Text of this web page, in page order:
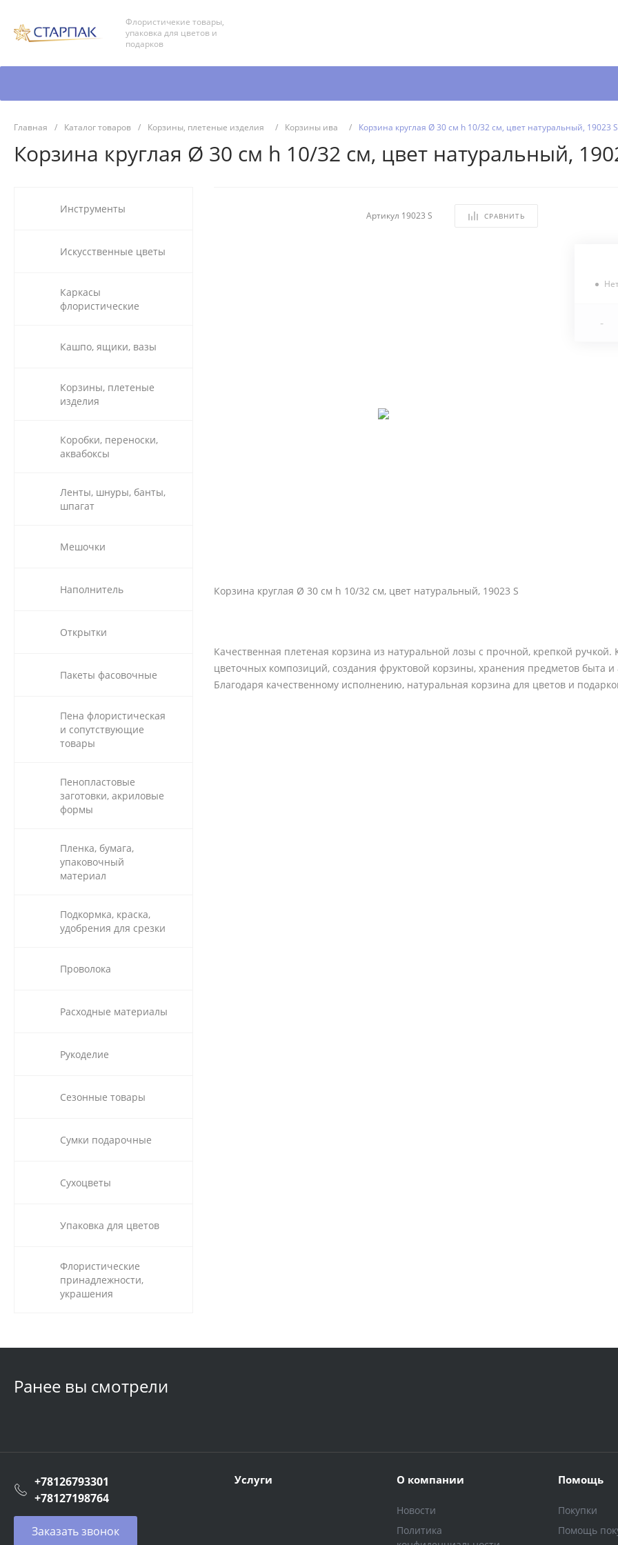
Флористичекие товары,
упаковка для цветов и
подарков
Главная / Каталог товаров / Корзины, плетеные изделия / Корзины ива / Корзина круглая Ø 30 см h 10/32 см, цвет натуральный, 19023 S
Корзина круглая Ø 30 см h 10/32 см, цвет натуральный,
Инструменты
Искусственные цветы
Каркасы
флористические
Кашпо, ящики, вазы
Корзины, плетеные
изделия
Коробки, переноски,
аквабоксы
Ленты, шнуры, банты,
шпагат
Мешочки
Наполнитель
Открытки
Пакеты фасовочные
Пена флористическая
и сопутствующие
товары
Пенопластовые
заготовки, акриловые
формы
Пленка, бумага,
упаковочный
материал
Подкормка, краска,
удобрения для срезки
Проволока
Расходные материалы
Рукоделие
Сезонные товары
Сумки подарочные
Сухоцветы
Упаковка для цветов
Флористические
принадлежности,
украшения
Артикул 19023 S СРАВНИТЬ
Корзина круглая Ø 30 см h 10/32 см, цвет натуральный, 19023 S
-
Качественная плетеная корзина из натуральной лозы с прочной, крепкой
цветочных композиций, создания фруктовой корзины, хранения предметов быта и
Благодаря качественному исполнению, натуральная корзина для цветов и
Ранее вы смотрели
+78126793301
+78127198764
Заказать звонок
Услуги О компании
Новости
Политика
Помощь
Покупки
Помощь